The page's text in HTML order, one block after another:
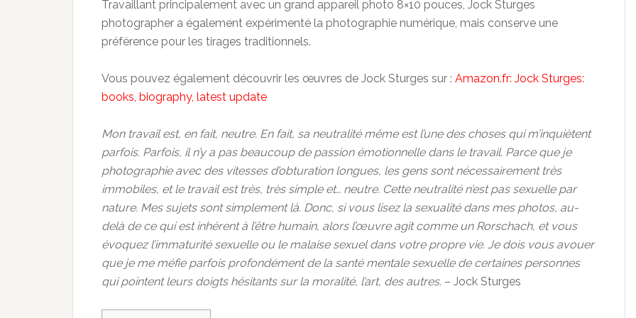
Travaillant principalement avec un grand appareil photo 8×10 pouces, Jock Sturges
photographer a également expérimenté la photographie numérique, mais conserve une
préférence pour les tirages traditionnels.
Vous pouvez également découvrir les œuvres de Jock Sturges sur : Amazon.fr: Jock Sturges:
books, biography, latest update
Mon travail est, en fait, neutre. En fait, sa neutralité même est l’une des choses qui m’inquiètent
parfois. Parfois, il n’y a pas beaucoup de passion émotionnelle dans le travail. Parce que je
photographie avec des vitesses d’obturation longues, les gens sont nécessairement très
immobiles, et le travail est très, très simple et… neutre. Cette neutralité n’est pas sexuelle par
nature. Mes sujets sont simplement là. Donc, si vous lisez la sexualité dans mes photos, au-
delà de ce qui est inhérent à l’être humain, alors l’œuvre agit comme un Rorschach, et vous
évoquez l’immaturité sexuelle ou le malaise sexuel dans votre propre vie. Je dois vous avouer
que je me méfie parfois profondément de la santé mentale sexuelle de certaines personnes
qui pointent leurs doigts hésitants sur la moralité, l’art, des autres. – Jock Sturges